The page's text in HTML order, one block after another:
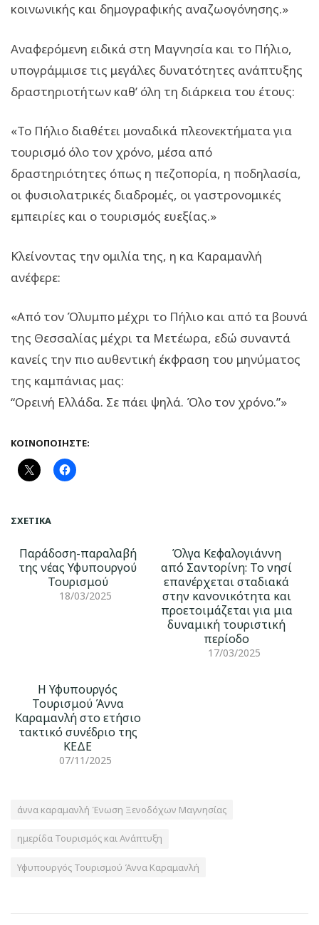
κοινωνικής και δημογραφικής αναζωογόνησης.»
Αναφερόμενη ειδικά στη Μαγνησία και το Πήλιο,
υπογράμμισε τις μεγάλες δυνατότητες ανάπτυξης
δραστηριοτήτων καθ’ όλη τη διάρκεια του έτους:
«Το Πήλιο διαθέτει μοναδικά πλεονεκτήματα για
τουρισμό όλο τον χρόνο, μέσα από
δραστηριότητες όπως η πεζοπορία, η ποδηλασία,
οι φυσιολατρικές διαδρομές, οι γαστρονομικές
εμπειρίες και ο τουρισμός ευεξίας.»
Κλείνοντας την ομιλία της, η κα Καραμανλή
ανέφερε:
«Από τον Όλυμπο μέχρι το Πήλιο και από τα βουνά
της Θεσσαλίας μέχρι τα Μετέωρα, εδώ συναντά
κανείς την πιο αυθεντική έκφραση του μηνύματος
της καμπάνιας μας:
“Ορεινή Ελλάδα. Σε πάει ψηλά. Όλο τον χρόνο.”»
ΚΟΙΝΟΠΟΙΉΣΤΕ:
ΣΧΕΤΙΚΆ
Παράδοση-παραλαβή
της νέας Υφυπουργού
Τουρισμού
18/03/2025
Όλγα Κεφαλογιάννη
από Σαντορίνη: Το νησί
επανέρχεται σταδιακά
στην κανονικότητα και
προετοιμάζεται για μια
δυναμική τουριστική
περίοδο
17/03/2025
H Υφυπουργός
Τουρισμού Άννα
Καραμανλή στο ετήσιο
τακτικό συνέδριο της
ΚΕΔΕ
07/11/2025
άννα καραμανλή Ένωση Ξενοδόχων Μαγνησίας
ημερίδα Τουρισμός και Ανάπτυξη
Υφυπουργός Τουρισμού Άννα Καραμανλή